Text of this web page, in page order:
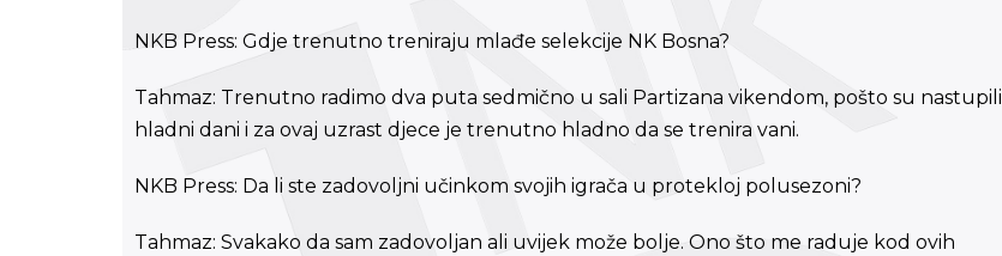
NKB Press: Gdje trenutno treniraju mlađe selekcije NK Bosna?
Tahmaz: Trenutno radimo dva puta sedmično u sali Partizana vikendom, pošto su nastupili
hladni dani i za ovaj uzrast djece je trenutno hladno da se trenira vani.
NKB Press: Da li ste zadovoljni učinkom svojih igrača u protekloj polusezoni?
Tahmaz: Svakako da sam zadovoljan ali uvijek može bolje. Ono što me raduje kod ovih